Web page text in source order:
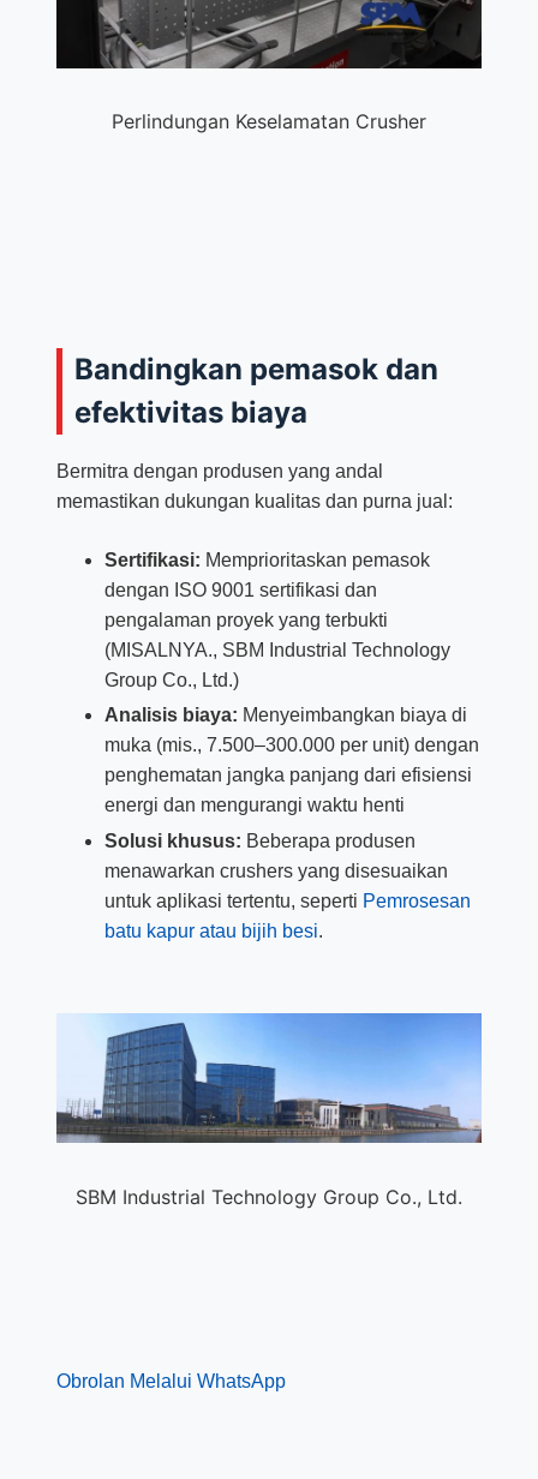
Perlindungan Keselamatan Crusher
Bandingkan pemasok dan
efektivitas biaya
Bermitra dengan produsen yang andal
memastikan dukungan kualitas dan purna jual:
Sertifikasi: Memprioritaskan pemasok
dengan ISO 9001 sertifikasi dan
pengalaman proyek yang terbukti
(MISALNYA., SBM Industrial Technology
Group Co., Ltd.)
Analisis biaya: Menyeimbangkan biaya di
muka (mis., 7.500–300.000 per unit) dengan
penghematan jangka panjang dari efisiensi
energi dan mengurangi waktu henti
Solusi khusus: Beberapa produsen
menawarkan crushers yang disesuaikan
untuk aplikasi tertentu, seperti Pemrosesan
batu kapur atau bijih besi.
SBM Industrial Technology Group Co., Ltd.
Obrolan Melalui WhatsApp